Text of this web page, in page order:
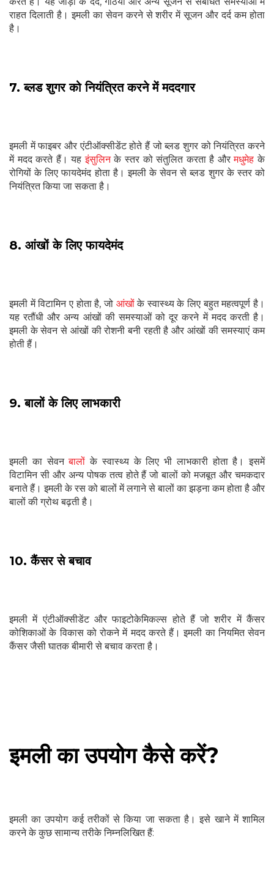
राहत दिलाती है। इमली का सेवन करने से शरीर में सूजन और दर्द कम होता
है।
7. ब्लड शुगर को नियंत्रित करने में मददगार
इमली में फाइबर और एंटीऑक्सीडेंट होते हैं जो ब्लड शुगर को नियंत्रित करने
में मदद करते हैं। यहइंसुलिनके स्तर को संतुलित करता है औरमधुमेह के
रोगियों के लिए फायदेमंद होता है। इमली के सेवन से ब्लड शुगर के स्तर को
नियंत्रित किया जा सकता है।
8. आंखों के लिए फायदेमंद
इमली में विटामिन ए होता है, जो आंखोंके स्वास्थ्य के लिए बहुत महत्वपूर्ण है।
यह रतौंधी और अन्य आंखों की समस्याओं को दूर करने में मदद करती है।
इमली के सेवन से आंखों की रोशनी बनी रहती है और आंखों की समस्याएं कम
होती हैं।
9. बालों के लिए लाभकारी
इमली का सेवनबालों के स्वास्थ्य के लिए भी लाभकारी होता है। इसमें
विटामिन सी और अन्य पोषक तत्व होते हैं जो बालों को मजबूत और चमकदार
बनाते हैं। इमली के रस को बालों में लगाने से बालों का झड़ना कम होता है और
बालों की ग्रोथ बढ़ती है।
10. कैंसर से बचाव
इमली में एंटीऑक्सीडेंट और फाइटोकेमिकल्स होते हैं जो शरीर में कैंसर
कोशिकाओं के विकास को रोकने में मदद करते हैं। इमली का नियमित सेवन
कैंसर जैसी घातक बीमारी से बचाव करता है।
इमली का उपयोग कैसे करें?
इमली का उपयोग कई तरीकों से किया जा सकता है। इसे खाने में शामिल
करने के कुछ सामान्य तरीके निम्नलिखित हैं: